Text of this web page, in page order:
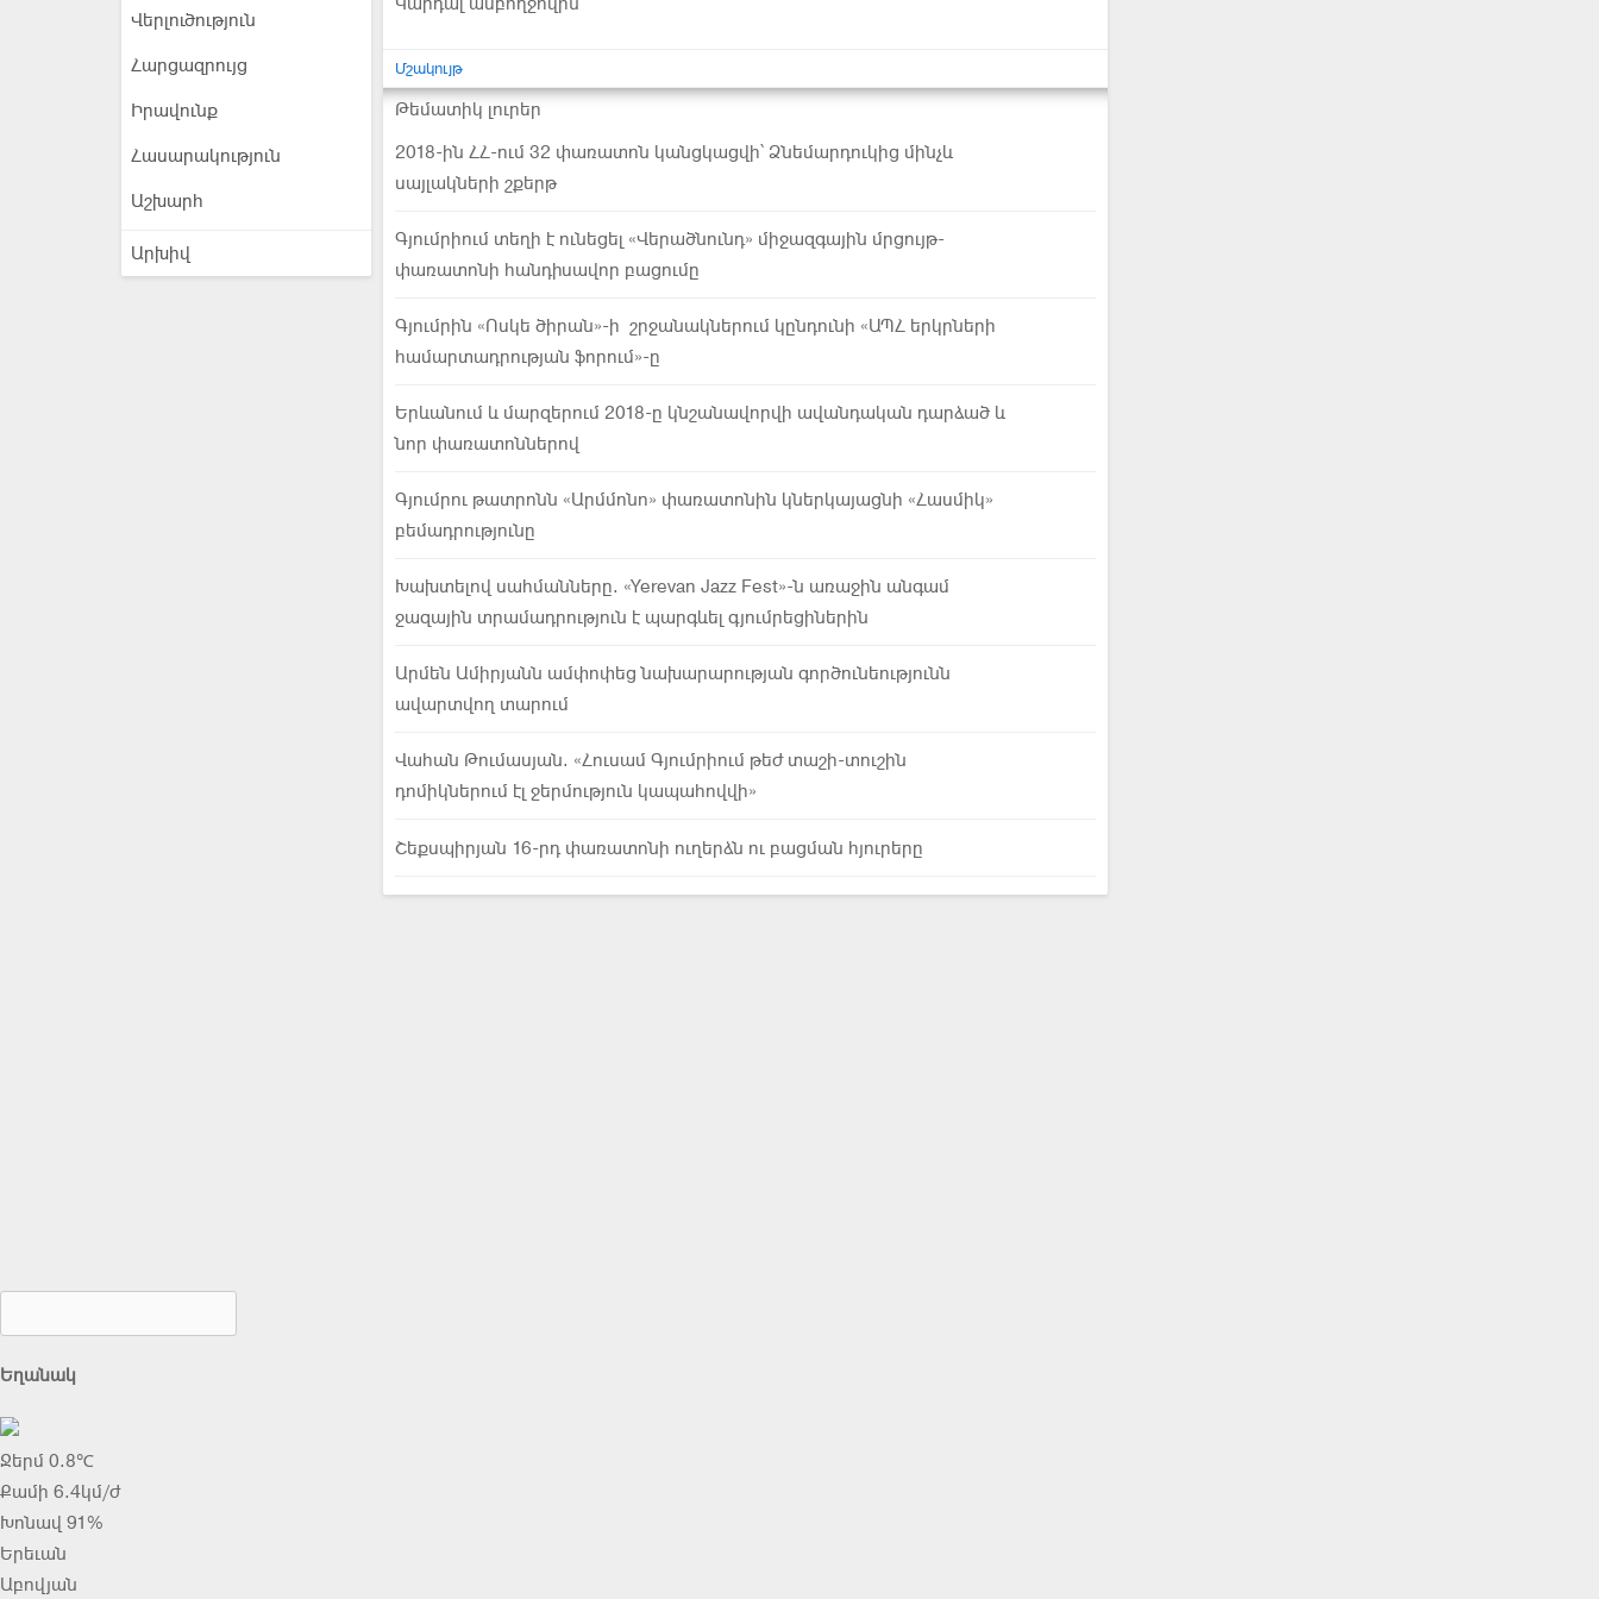
Վերլուծություն
Հարցազրույց
Իրավունք
Հասարակություն
Աշխարհ
Արխիվ
Մշակույթ
Թեմատիկ լուրեր
2018-ին ՀՀ-ում 32 փառատոն կանցկացվի՝ Ձնեմարդուկից մինչև
սայլակների շքերթ
Գյումրիում տեղի է ունեցել «Վերածնունդ» միջազգային մրցույթ-
փառատոնի հանդիսավոր բացումը
Գյումրին «Ոսկե ծիրան»-ի շրջանակներում կընդունի «ԱՊՀ երկրների
համարտադրության ֆորում»-ը
Երևանում և մարզերում 2018-ը կնշանավորվի ավանդական դարձած և
նոր փառատոններով
Գյումրու թատրոնն «Արմմոնո» փառատոնին կներկայացնի «Հասմիկ»
բեմադրությունը
Խախտելով սահմանները. «Yerevan Jazz Fest»-ն առաջին անգամ
ջազային տրամադրություն է պարգևել գյումրեցիներին
Արմեն Ամիրյանն ամփոփեց նախարարության գործունեությունն
ավարտվող տարում
Վահան Թումասյան. «Հուսամ Գյումրիում թեժ տաշի-տուշին
դոմիկներում էլ ջերմություն կապահովվի»
Շեքսպիրյան 16-րդ փառատոնի ուղերձն ու բացման հյուրերը
Եղանակ
Ջերմ 0.8℃
Քամի 6.4կմ/ժ
Խոնավ 91%
Երեւան
Աբովյան